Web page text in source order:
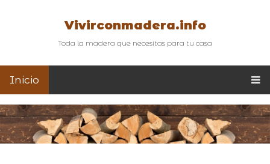
Vivirconmadera.info
Toda la madera que necesitas para tu casa
Inicio